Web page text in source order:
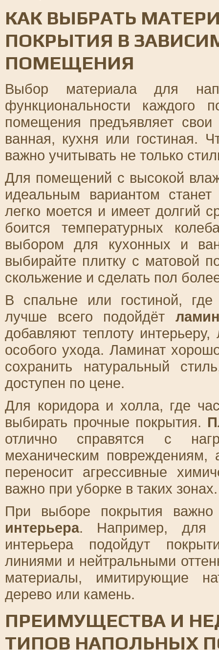
КАК ВЫБРАТЬ
ПОКРЫТИЯ В
ПОМЕЩЕНИЯ
Выбор материала для
функциональности
помещения предъявляет
ванная, кухня или гостиная.
важно учитывать не только
Для помещений с высокой
идеальным вариантом
легко моется и имеет долгий
боится температурных
выбором для кухонных и
выбирайте плитку с матовой
скольжение и сделать пол
В спальне или гостиной,
лучше всего подойдёт
добавляют теплоту
особого ухода. Ламинат
сохранить натуральный
доступен по цене.
Для коридора и холла, где
выбирать прочные покрытия.
отлично справятся с
механическим
переносит агрессивные
важно при уборке в таких зонах.
При выборе покрытия важно
интерьера. Например, для
интерьера подойдут
линиями и нейтральными
материалы, имитирующие
дерево или камень.
ПРЕИМУЩЕСТВА И
ТИПОВ НАПОЛЬНЫХ